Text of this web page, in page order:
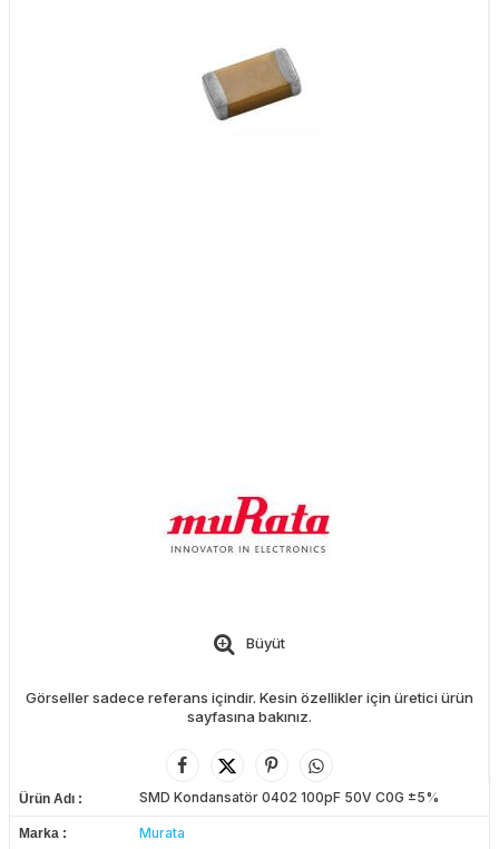
Büyüt
Görseller sadece referans içindir. Kesin özellikler için üretici ürün
sayfasına bakınız.
Ürün Adı SMD Kondansatör 0402 100pF 50V C0G ±5%
Marka Murata